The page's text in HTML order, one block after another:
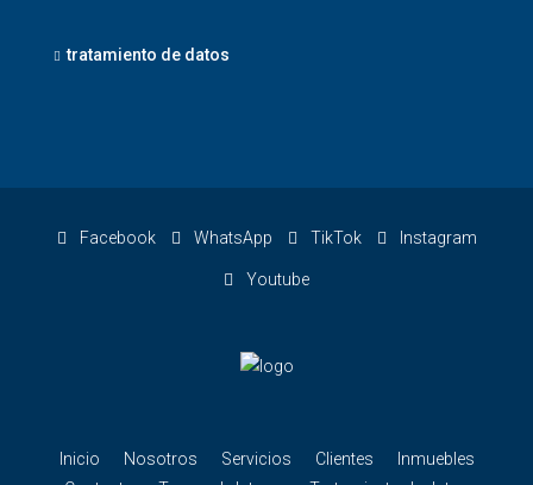
tratamiento de datos
Facebook WhatsApp TikTok Instagram
Youtube
Inicio Nosotros Servicios Clientes
Inmuebles